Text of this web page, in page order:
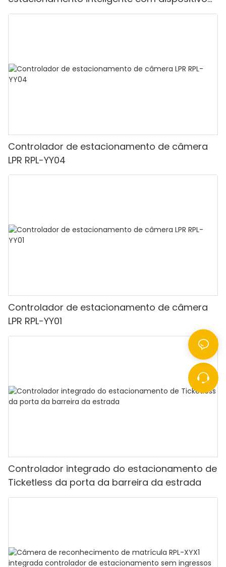
de bilhete de impressora e portão de barreira
Controlador de estacionamento de câmera
LPR RPL-YY04
Controlador de estacionamento de câmera
LPR RPL-YY01
Controlador integrado do estacionamento de
Ticketless da porta da barreira da estrada